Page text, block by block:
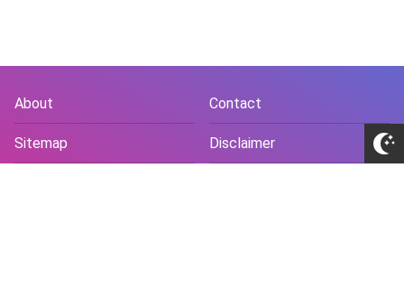
About Contact
Sitemap Disclaimer